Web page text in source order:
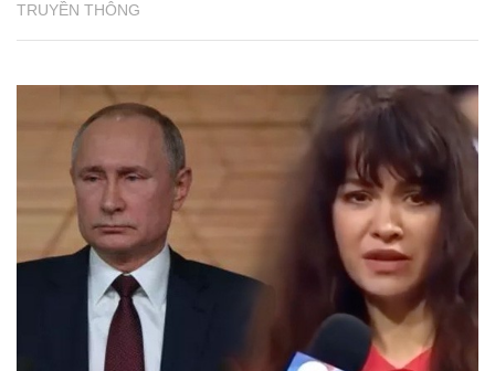
TRUYỀN THÔNG